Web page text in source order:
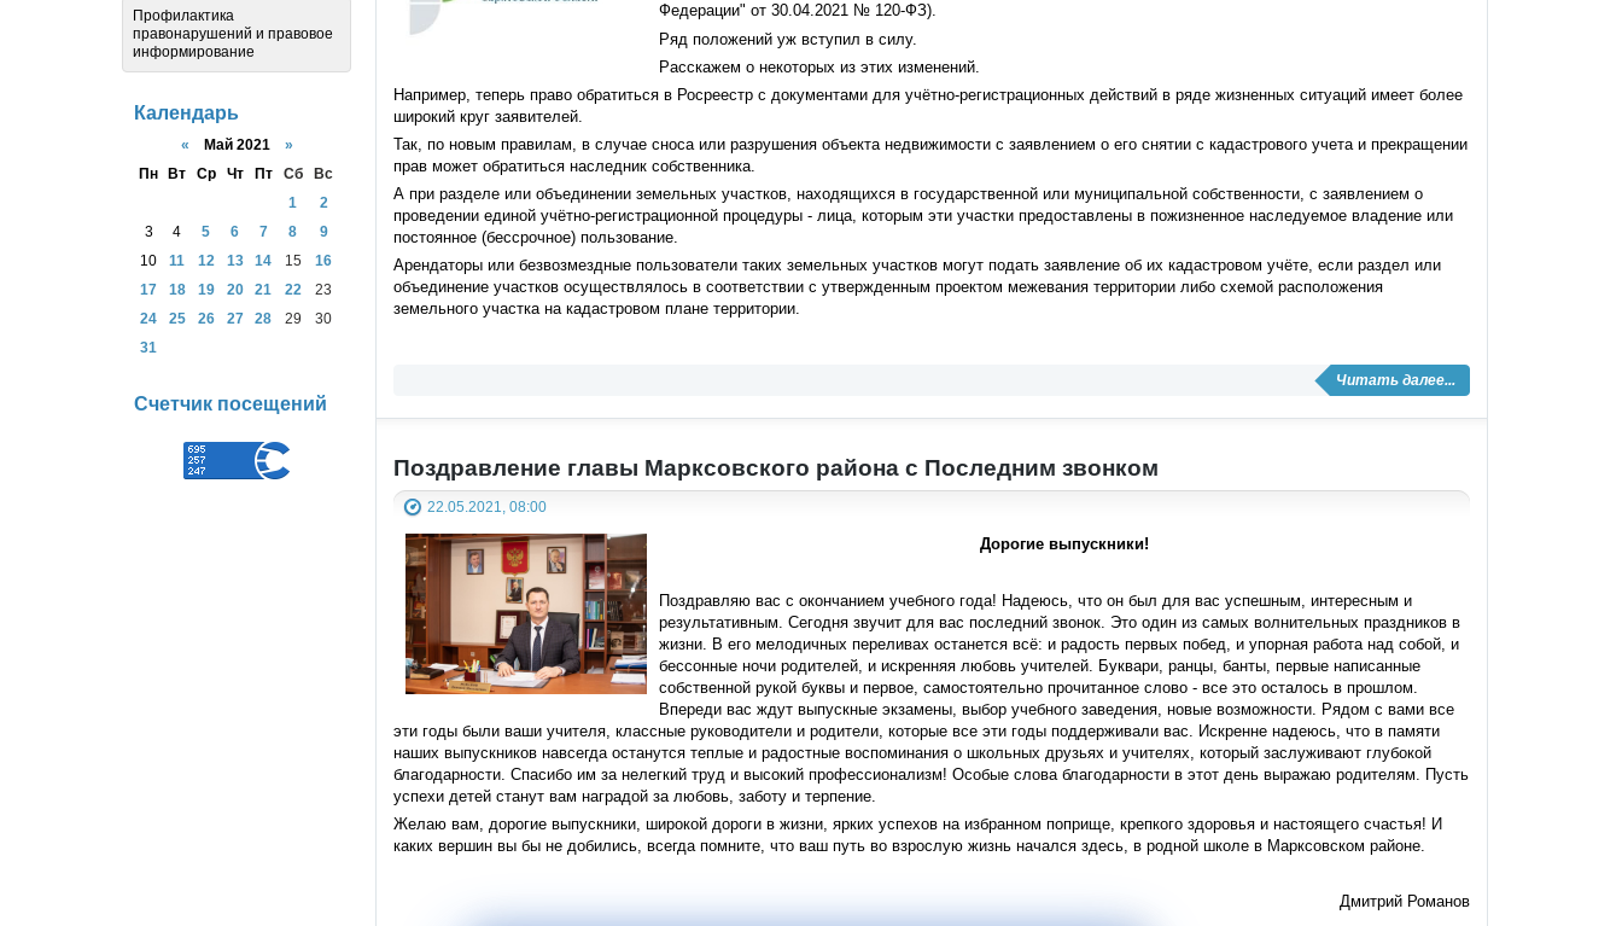
Федерации" от 30.04.2021 № 120-ФЗ).
Ряд положений уж вступил в силу.
Расскажем о некоторых из этих изменений.
Например, теперь право обратиться в Росреестр с документами для учётно-регистрационных действий в ряде жизненных ситуаций имеет более
широкий круг заявителей.
Так, по новым правилам, в случае сноса или разрушения объекта недвижимости с заявлением о его снятии с кадастрового учета и прекращении
прав может обратиться наследник собственника.
А при разделе или объединении земельных участков, находящихся в государственной или муниципальной собственности, с заявлением о
проведении единой учётно-регистрационной процедуры - лица, которым эти участки предоставлены в пожизненное наследуемое владение или
постоянное (бессрочное) пользование.
Арендаторы или безвозмездные пользователи таких земельных участков могут подать заявление об их кадастровом учёте, если раздел или
объединение участков осуществлялось в соответствии с утвержденным проектом межевания территории либо схемой расположения
земельного участка на кадастровом плане территории.
Читать далее...
Поздравление главы Марксовского района с Последним звонком
22.05.2021, 08:00
Дорогие выпускники!
Поздравляю вас с окончанием учебного года! Надеюсь, что он был для вас успешным, интересным и
результативным. Сегодня звучит для вас последний звонок. Это один из самых волнительных праздников в
жизни. В его мелодичных переливах останется всё: и радость первых побед, и упорная работа над собой, и
бессонные ночи родителей, и искренняя любовь учителей. Буквари, ранцы, банты, первые написанные
собственной рукой буквы и первое, самостоятельно прочитанное слово - все это осталось в прошлом.
Впереди вас ждут выпускные экзамены, выбор учебного заведения, новые возможности. Рядом с вами все
эти годы были ваши учителя, классные руководители и родители, которые все эти годы поддерживали вас. Искренне надеюсь, что в памяти
наших выпускников навсегда останутся теплые и радостные воспоминания о школьных друзьях и учителях, который заслуживают глубокой
благодарности. Спасибо им за нелегкий труд и высокий профессионализм! Особые слова благодарности в этот день выражаю родителям. Пусть
успехи детей станут вам наградой за любовь, заботу и терпение.
Желаю вам, дорогие выпускники, широкой дороги в жизни, ярких успехов на избранном поприще, крепкого здоровья и настоящего счастья! И
каких вершин вы бы не добились, всегда помните, что ваш путь во взрослую жизнь начался здесь, в родной школе в Марксовском районе.
Дмитрий Романов
Профилактика
правонарушений и правовое
информирование
Календарь
« Май 2021 »
Пн
Вт Ср Чт Пт Сб
Вс
1
2
3
4 5 6 7 8
9
10
11 12 13 14 15
16
17
18 19 20 21 22
23
24
25 26 27 28 29
30
31
Счетчик посещений